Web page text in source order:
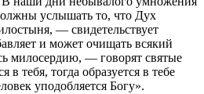
услышать то, что Дух
— свидетельствует
и может очищать всякий
милосердию, — говорят святые
тебя, тогда образуется в тебе
уподобляется Богу».